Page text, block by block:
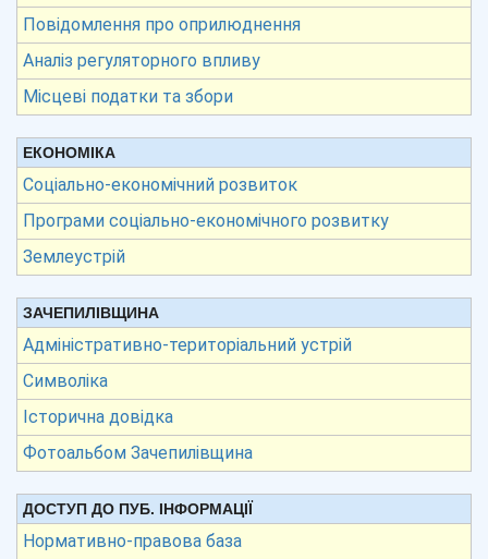
Повідомлення про оприлюднення
Аналіз регуляторного впливу
Місцеві податки та збори
ЕКОНОМІКА
Соціально-економічний розвиток
Програми соціально-економічного розвитку
Землеустрій
ЗАЧЕПИЛІВЩИНА
Адміністративно-територіальний устрій
Символіка
Історична довідка
Фотоальбом Зачепилівщина
ДОСТУП ДО ПУБ. ІНФОРМАЦІЇ
Нормативно-правова база